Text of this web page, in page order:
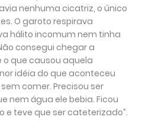
nenhuma cicatriz, o único
O garoto respirava
hálito incomum nem tinha
consegui chegar a
que causou aquela
idéia do que aconteceu
comer. Precisou ser
nem água ele bebia. Ficou
e teve que ser cateterizado”.